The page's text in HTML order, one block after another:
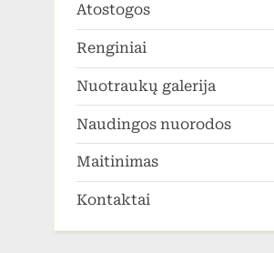
Atostogos
Renginiai
Nuotraukų galerija
Naudingos nuorodos
Maitinimas
Kontaktai